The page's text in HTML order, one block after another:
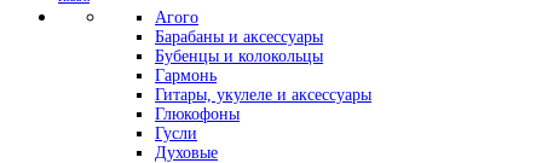
Агого
Барабаны и аксессуары
Бубенцы и колокольцы
Гармонь
Гитары, укулеле и аксессуары
Глюкофоны
Гусли
Духовые